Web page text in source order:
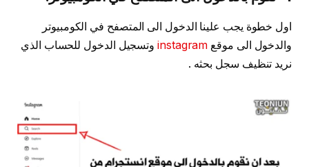
اول خطوة يجب علينا الدخول الى المتصفح في الكومبيوتر
والدخول الى موقع instagram وتسجيل الدخول للحساب الذي
نريد تنظيف سجل بحثه .